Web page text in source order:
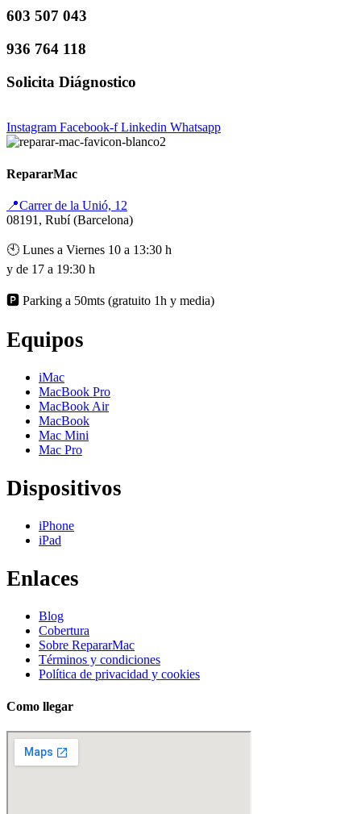
603 507 043
936 764 118
Solicita Diágnostico
Instagram Facebook-f Linkedin Whatsapp
RepararMac
📍Carrer de la Unió, 12
08191, Rubí (Barcelona)
🕙 Lunes a Viernes 10 a 13:30 h
y de 17 a 19:30 h
🅿️ Parking a 50mts (gratuito 1h y media)
Equipos
iMac
MacBook Pro
MacBook Air
MacBook
Mac Mini
Mac Pro
Dispositivos
iPhone
iPad
Enlaces
Blog
Cobertura
Sobre RepararMac
Términos y condiciones
Política de privacidad y cookies
Como llegar